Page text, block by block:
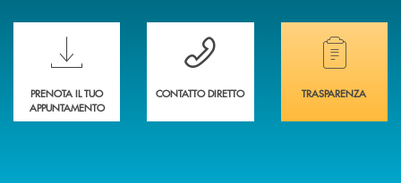
Scopri le funzionalità della nuova PRENOTA BANCA
PRENOTA IL TUO
APPUNTAMENTO
Hai bisogno di assistenza immediata?
CONTATTO DIRETTO
Hai bisogno di
TRASPARENZA